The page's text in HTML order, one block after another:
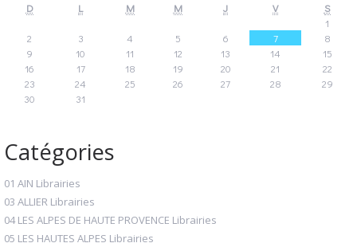
D L M M J V
S
1
2
3 4 5 6 7
8
9
10 11 12 13 14
15
16
17 18 19 20 21
22
23
24 25 26 27 28
29
30
31
Catégories
01 AIN Librairies
03 ALLIER Librairies
04 LES ALPES DE HAUTE PROVENCE Librairies
05 LES HAUTES ALPES Librairies